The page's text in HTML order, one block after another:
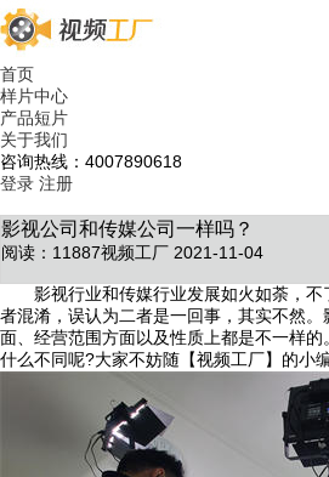
首页
样片中心
产品短片
关于我们
咨询热线：4007890618
登录 注册
影视公司和传媒公司一样吗？
阅读：11887视频工厂 2021-11-04
影视行业和传媒行业发展如火如荼，不
者混淆，误认为二者是一回事，其实不然
面、经营范围方面以及性质上都是不一样
什么不同呢?大家不妨随【视频工厂】的小